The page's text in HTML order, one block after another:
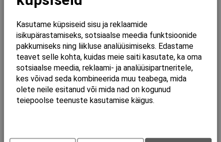
Laius
440
Kõrgus
600
Seotud tooted
Kasutame küpsiseid sisu ja reklaamide
isikupärastamiseks, sotsiaalse meedia funktsioonide
pakkumiseks ning liikluse analüüsimiseks. Edastame
teavet selle kohta, kuidas meie saiti kasutate, ka oma
sotsiaalse meedia, reklaami- ja analüüsipartneritele,
kes võivad seda kombineerida muu teabega, mida
olete neile esitanud või mida nad on kogunud
teiepoolse teenuste kasutamise käigus.